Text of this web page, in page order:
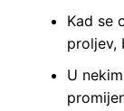
Kad se
proljev,
U